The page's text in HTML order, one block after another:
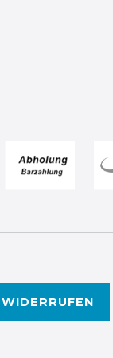
WIDERRUFEN